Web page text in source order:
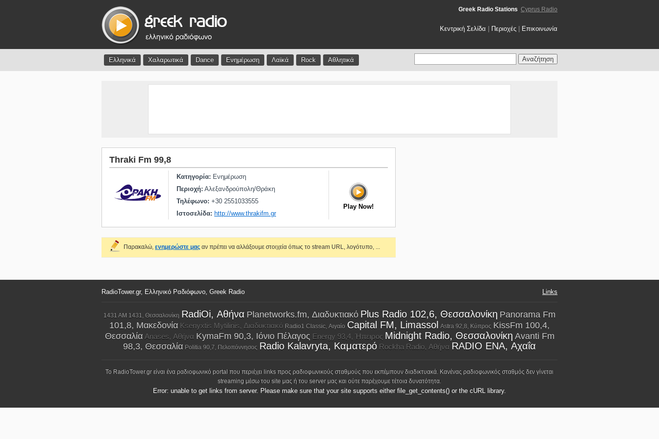
Greek Radio Stations Cyprus Radio
Κεντρική Σελίδα Περιοχές Επικοινωνία
Ελληνικά Χαλαρωτικά Dance Ενημέρωση Λαϊκά Rock Αθλητικά
Thraki Fm 99,8
Κατηγορία: Ενημέρωση
Περιοχή: Αλεξανδρούπολη/Θράκη
Τηλέφωνο: +30 2551033555
Ιστοσελίδα: http://www.thrakifm.gr
Play Now!
Παρακαλώ, ενημερώστε μας αν πρέπει να αλλάξουμε στοιχεία όπως το stream URL, λογότυπο, ...
RadioTower.gr, Ελληνικό Ραδιόφωνο, Greek Radio Links
1431 AM 1431, Θεσσαλονίκη RadiOi, Αθήνα Planetworks.fm, Διαδυκτιακό Plus Radio 102,6, Θεσσαλονίκη Panorama Fm
101,8, Μακεδονία Ksenyxtis Mytilinis, Διαδυκτιακό Radio1 Classic, Αιγαίο Capital FM, Limassol Astra 92,8, Κύπρος KissFm 100,4,
Θεσσαλία Anases, Αθήνα KymaFm 90,3, Ιόνιο Πέλαγος Energy 93,4, Ήπειρος Midnight Radio, Θεσσαλονίκη Avanti Fm
98,3, Θεσσαλία Politia 90,7, Πελοπόννησος Radio Kalavryta, Καματερό Rockha Radio, Αθήνα RADIO ENA, Αχαΐα
Το RadioTower.gr είναι ένα ραδιοφωνικό portal που περιέχει links προς ραδιοφωνικούς σταθμούς που εκπέμπουν διαδικτυακά. Κανένας ραδιοφωνικός σταθμός δεν γίνεται
streaming μέσω του site μας ή του server μας και ούτε παρέχουμε τέτοια δυνατότητα.
Error: unable to get links from server. Please make sure that your site supports either file_get_contents() or the cURL library.